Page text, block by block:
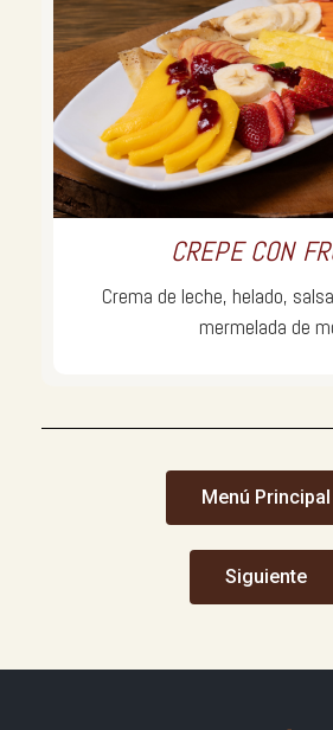
CREPE CON
Crema de leche, helado,
mermelada de
Menú Principal
Siguiente